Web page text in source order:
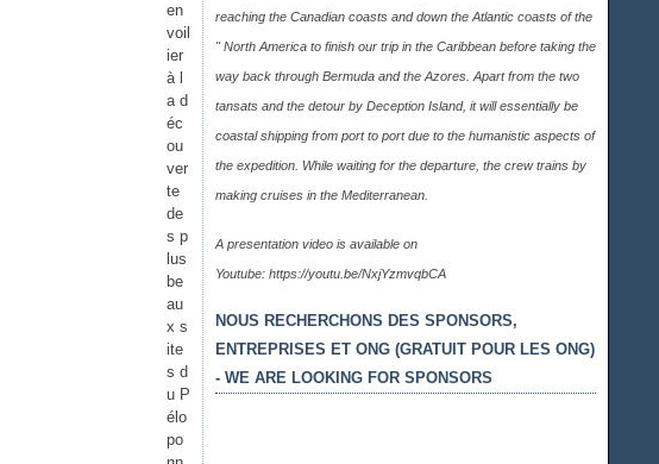
en
voil
ier
à l
a d
éc
ou
ver
te
de
s p
lus
be
au
x s
ite
s d
u P
élo
po
reaching the Canadian coasts and down the Atlantic coasts of the
" North America to finish our trip in the Caribbean before taking the
way back through Bermuda and the Azores. Apart from the two
tansats and the detour by Deception Island, it will essentially be
coastal shipping from port to port due to the humanistic aspects of
the expedition. While waiting for the departure, the crew trains by
making cruises in the Mediterranean.
A presentation video is available on
Youtube: https://youtu.be/NxjYzmvqbCA
NOUS RECHERCHONS DES SPONSORS,
ENTREPRISES ET ONG (GRATUIT POUR LES ONG)
- WE ARE LOOKING FOR SPONSORS